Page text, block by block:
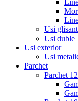
Usi
Usi duble
Usi exterior
Usi
Parchet
Parchet